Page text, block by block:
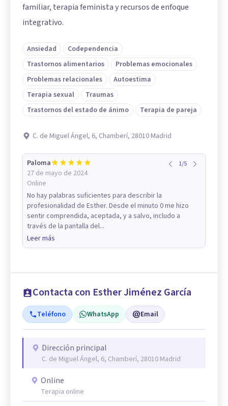
familiar, terapia feminista y recursos de enfoque
integrativo.
Ansiedad
Codependencia
Trastornos alimentarios
Problemas emocionales
Problemas relacionales
Autoestima
Terapia sexual
Traumas
Trastornos del estado de ánimo
Terapia de pareja
C. de Miguel Ángel, 6, Chamberí, 28010 Madrid
Paloma
27 de mayo de 2024
Online
1/5
No hay palabras suficientes para describir la
profesionalidad de Esther. Desde el minuto 0 me hizo
sentir comprendida, aceptada, y a salvo, includo a
través de la pantalla del...
Leer más
Contacta con Esther Jiménez García
Teléfono WhatsApp Email
Dirección principal
C. de Miguel Ángel, 6, Chamberí, 28010 Madrid
Online
Terapia online